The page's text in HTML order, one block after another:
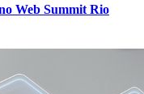
Web Summit Rio